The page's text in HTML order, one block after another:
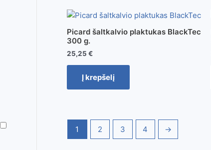
Picard šaltkalvio plaktukas BlackTec
300 g.
25,25 €
Į krepšelį
1 2 3 4 →